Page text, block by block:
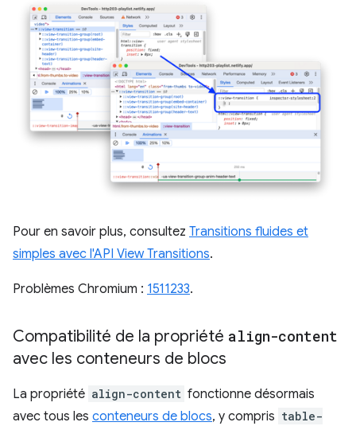
Pour en savoir plus, consultez Transitions fluides et
simples avec l'API View Transitions.
Problèmes Chromium : 1511233.
Compatibilité de la propriété align-content
avec les conteneurs de blocs
La propriété align-content fonctionne désormais
avec tous les conteneurs de blocs, y compris table-